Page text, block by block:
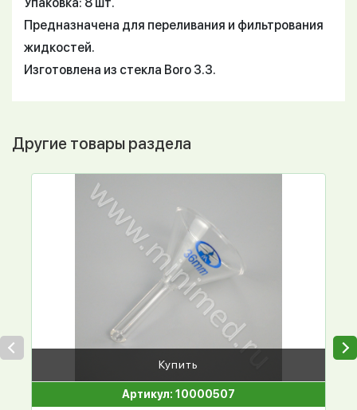
Упаковка: 8 шт.
Предназначена для переливания и фильтрования
жидкостей.
Изготовлена из стекла Boro 3.3.
Другие товары раздела
Купить
Артикул: 10000507